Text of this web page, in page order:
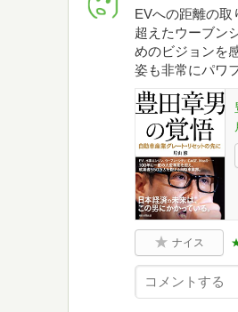
EVへの距離の取
超えたウーブン
めのビジョンを
姿も非常にパワ
ナイス